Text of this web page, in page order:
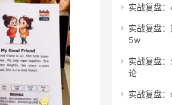
实战复盘
实战复盘
5w
实战复盘
论
实战复盘